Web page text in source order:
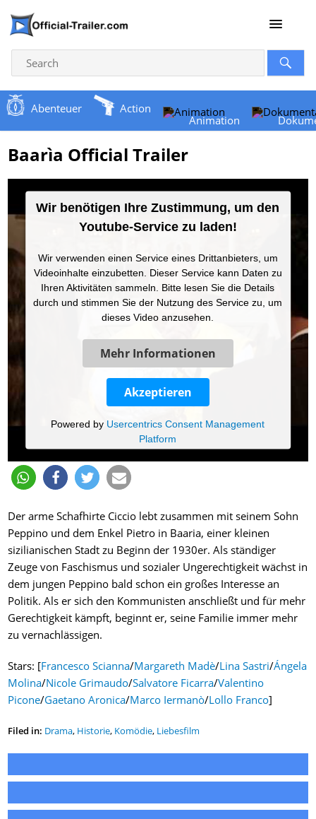
Abenteuer
Action
Animation
Baarìa Official Trailer
Wir benötigen Ihre Zustimmung, um den
Youtube-Service zu laden!
Wir verwenden einen Service eines Drittanbieters, um
Videoinhalte einzubetten. Dieser Service kann Daten zu
Ihren Aktivitäten sammeln. Bitte lesen Sie die Details
durch und stimmen Sie der Nutzung des Service zu, um
dieses Video anzusehen.
Mehr Informationen
Akzeptieren
Powered by Usercentrics Consent Management
Platform
Der arme Schafhirte Ciccio lebt zusammen mit seinem Sohn
Peppino und dem Enkel Pietro in Baaria, einer kleinen
sizilianischen Stadt zu Beginn der 1930er. Als ständiger
Zeuge von Faschismus und sozialer Ungerechtigkeit wächst in
dem jungen Peppino bald schon ein großes Interesse an
Politik. Als er sich den Kommunisten anschließt und für mehr
Gerechtigkeit kämpft, beginnt er, seine Familie immer mehr
zu vernachlässigen.
Stars: [Francesco Scianna/Margareth Madè/Lina Sastri/Ángela
Molina/Nicole Grimaudo/Salvatore Ficarra/Valentino
Picone/Gaetano Aronica/Marco Iermanò/Lollo Franco]
Filed in: Drama, Historie, Komödie, Liebesfilm